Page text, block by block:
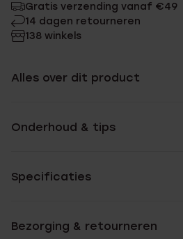
Gratis verzending vanaf €49
14 dagen retourneren
138 winkels
Alles over dit product
Onderhoud & tips
Specificaties
Bezorging & retourneren